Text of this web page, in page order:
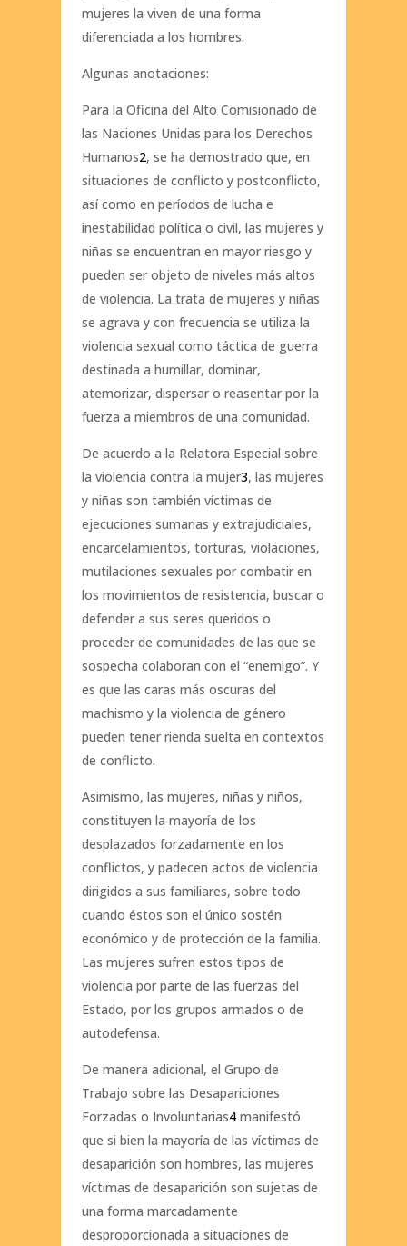
mujeres la viven de una forma
diferenciada a los hombres.
Algunas anotaciones:
Para la Oficina del Alto Comisionado de
las Naciones Unidas para los Derechos
Humanos2, se ha demostrado que, en
situaciones de conflicto y postconflicto,
así como en períodos de lucha e
inestabilidad política o civil, las mujeres y
niñas se encuentran en mayor riesgo y
pueden ser objeto de niveles más altos
de violencia. La trata de mujeres y niñas
se agrava y con frecuencia se utiliza la
violencia sexual como táctica de guerra
destinada a humillar, dominar,
atemorizar, dispersar o reasentar por la
fuerza a miembros de una comunidad.
De acuerdo a la Relatora Especial sobre
la violencia contra la mujer3, las mujeres
y niñas son también víctimas de
ejecuciones sumarias y extrajudiciales,
encarcelamientos, torturas, violaciones,
mutilaciones sexuales por combatir en
los movimientos de resistencia, buscar o
defender a sus seres queridos o
proceder de comunidades de las que se
sospecha colaboran con el “enemigo”. Y
es que las caras más oscuras del
machismo y la violencia de género
pueden tener rienda suelta en contextos
de conflicto.
Asimismo, las mujeres, niñas y niños,
constituyen la mayoría de los
desplazados forzadamente en los
conflictos, y padecen actos de violencia
dirigidos a sus familiares, sobre todo
cuando éstos son el único sostén
económico y de protección de la familia.
Las mujeres sufren estos tipos de
violencia por parte de las fuerzas del
Estado, por los grupos armados o de
autodefensa.
De manera adicional, el Grupo de
Trabajo sobre las Desapariciones
Forzadas o Involuntarias4manifestó
que si bien la mayoría de las víctimas de
desaparición son hombres, las mujeres
víctimas de desaparición son sujetas de
una forma marcadamente
desproporcionada a situaciones de